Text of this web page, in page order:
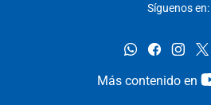
Síguenos en:
whatsappfacebook
Más contenido en